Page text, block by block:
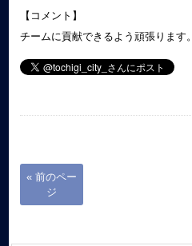
【コメント】
チームに貢献できるよう頑張ります。
« 前のペー
ジ